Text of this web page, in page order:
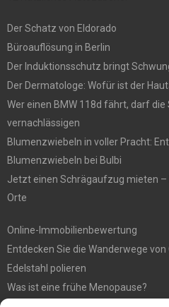
Der Schatz von Eldorado
Büroauflösung in Berlin
Der Induktionsschutz bringt
Der Dermatologe: Wofür ist der
Wer einen BMW 118d fährt, darf
vernachlässigen
Blumenzwiebeln in voller Pracht:
Blumenzwiebeln bei Bulbi
Jetzt einen Schrägaufzug mieten
Orte
Online-Immobilienbewertung
Entdecken Sie die Wanderwege von
Edelstahl polieren
Was ist eine frühe Menopause?